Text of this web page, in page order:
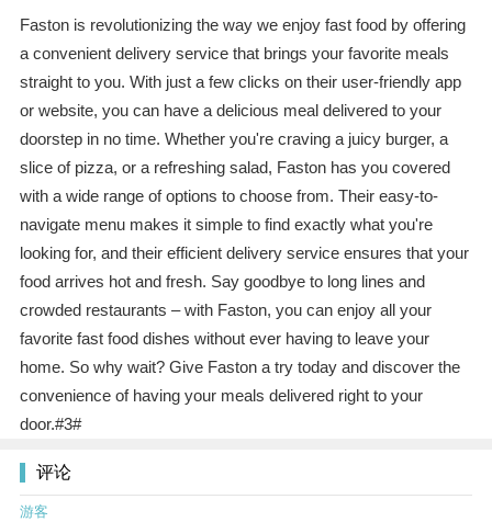
Faston is revolutionizing the way we enjoy fast food by offering
a convenient delivery service that brings your favorite meals
straight to you. With just a few clicks on their user-friendly app
or website, you can have a delicious meal delivered to your
doorstep in no time. Whether you're craving a juicy burger, a
slice of pizza, or a refreshing salad, Faston has you covered
with a wide range of options to choose from. Their easy-to-
navigate menu makes it simple to find exactly what you're
looking for, and their efficient delivery service ensures that your
food arrives hot and fresh. Say goodbye to long lines and
crowded restaurants – with Faston, you can enjoy all your
favorite fast food dishes without ever having to leave your
home. So why wait? Give Faston a try today and discover the
convenience of having your meals delivered right to your
door.#3#
评论
游客